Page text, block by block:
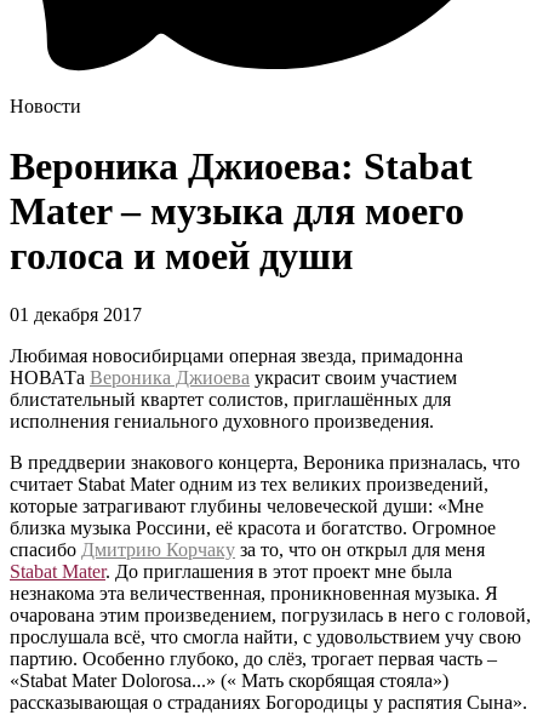
Новости
Вероника Джиоева: Stabat
Mater – музыка для моего
голоса и моей души
01 декабря 2017
Любимая новосибирцами оперная звезда, примадонна
НОВАТа Вероника Джиоева украсит своим участием
блистательный квартет солистов, приглашённых для
исполнения гениального духовного произведения.
В преддверии знакового концерта, Вероника призналась, что
считает Stabat Mater одним из тех великих произведений,
которые затрагивают глубины человеческой души: «Мне
близка музыка Россини, её красота и богатство. Огромное
спасибо Дмитрию Корчаку за то, что он открыл для меня
Stabat Mater. До приглашения в этот проект мне была
незнакома эта величественная, проникновенная музыка. Я
очарована этим произведением, погрузилась в него с головой,
прослушала всё, что смогла найти, с удовольствием учу свою
партию. Особенно глубоко, до слёз, трогает первая часть –
«Stabat Mater Dolorosa...» (« Мать скорбящая стояла»)
рассказывающая о страданиях Богородицы у распятия Сына».